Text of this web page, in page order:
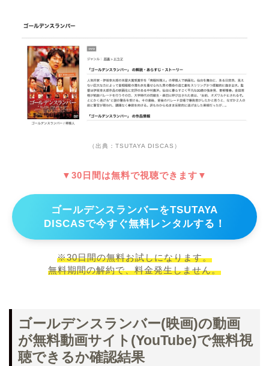
（出典：TSUTAYA DISCAS）
▼30日間は無料で視聴できます▼
ゴールデンスランバーをTSUTAYA
DISCASで今すぐ無料レンタルする！
※30日間の無料お試しになります。
無料期間の解約で、料金発生しません。
ゴールデンスランバー(映画)の動画
が無料動画サイト(YouTube)で無料視
聴できるか確認結果